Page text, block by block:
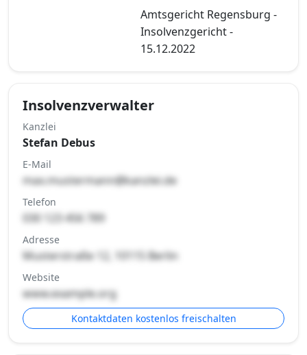
Amtsgericht Regensburg -
Insolvenzgericht -
15.12.2022
Insolvenzverwalter
Kanzlei
Stefan Debus
E-Mail
max.mustermann@kanzlei.de
Telefon
030 123 456 789
Adresse
Musterstraße 12, 10115 Berlin
Website
www.example.org
Kontaktdaten kostenlos freischalten